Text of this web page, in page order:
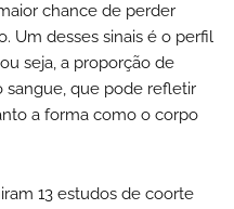
chance de perder
Um desses sinais é o perfil
seja, a proporção de
sangue, que pode refletir
a forma como o corpo
13 estudos de coorte